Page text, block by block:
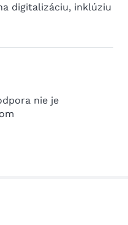
digitalizáciu, inklúziu
nie je